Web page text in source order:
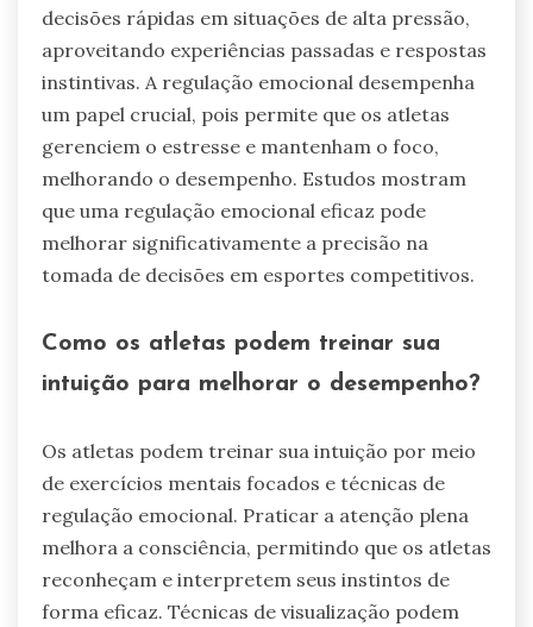
decisões rápidas em situações de alta pressão,
aproveitando experiências passadas e respostas
instintivas. A regulação emocional desempenha
um papel crucial, pois permite que os atletas
gerenciem o estresse e mantenham o foco,
melhorando o desempenho. Estudos mostram
que uma regulação emocional eficaz pode
melhorar significativamente a precisão na
tomada de decisões em esportes competitivos.
Como os atletas podem treinar sua
intuição para melhorar o desempenho?
Os atletas podem treinar sua intuição por meio
de exercícios mentais focados e técnicas de
regulação emocional. Praticar a atenção plena
melhora a consciência, permitindo que os atletas
reconheçam e interpretem seus instintos de
forma eficaz. Técnicas de visualização podem